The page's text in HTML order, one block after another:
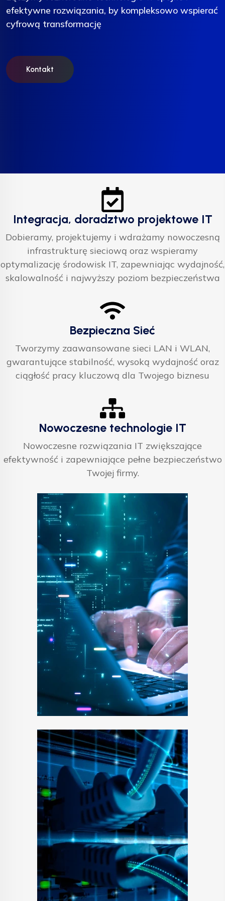
efektywne rozwiązania, by kompleksowo wspierać
cyfrową transformację
Kontakt
efektywne rozwiązania, by kompleksowo wspierać
cyfrową transformację
Kontakt
efektywne rozwiązania, by kompleksowo wspierać
cyfrową transformację
Kontakt
Integracja, doradztwo projektowe IT
Dobieramy, projektujemy i wdrażamy nowoczesną
infrastrukturę sieciową oraz wspieramy
optymalizację środowisk IT, zapewniając wydajność,
skalowalność i najwyższy poziom bezpieczeństwa
Bezpieczna Sieć
Tworzymy zaawansowane sieci LAN i WLAN,
gwarantujące stabilność, wysoką wydajność oraz
ciągłość pracy kluczową dla Twojego biznesu
Nowoczesne technologie IT
Nowoczesne rozwiązania IT zwiększające
efektywność i zapewniające pełne bezpieczeństwo
Twojej firmy.